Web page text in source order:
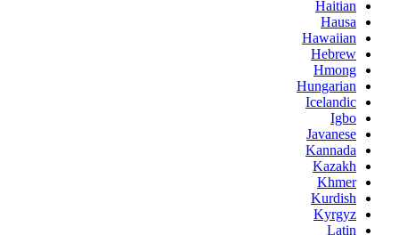
Haitian
Hausa
Hawaiian
Hebrew
Hmong
Hungarian
Icelandic
Igbo
Javanese
Kannada
Kazakh
Khmer
Kurdish
Kyrgyz
Latin